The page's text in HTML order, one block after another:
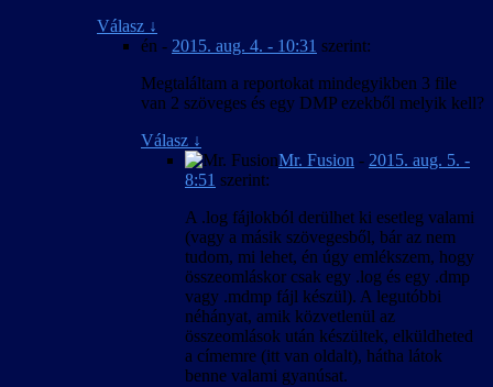
Válasz ↓
én - 2015. aug. 4. - 10:31 szerint:
Megtaláltam a reportokat mindegyikben 3 file
van 2 szöveges és egy DMP ezekből melyik kell?
Válasz ↓
Mr. Fusion - 2015. aug. 5. -
8:51 szerint:
A .log fájlokból derülhet ki esetleg valami
(vagy a másik szövegesből, bár az nem
tudom, mi lehet, én úgy emlékszem, hogy
összeomláskor csak egy .log és egy .dmp
vagy .mdmp fájl készül). A legutóbbi
néhányat, amik közvetlenül az
összeomlások után készültek, elküldheted
a címemre (itt van oldalt), hátha látok
benne valami gyanúsat.